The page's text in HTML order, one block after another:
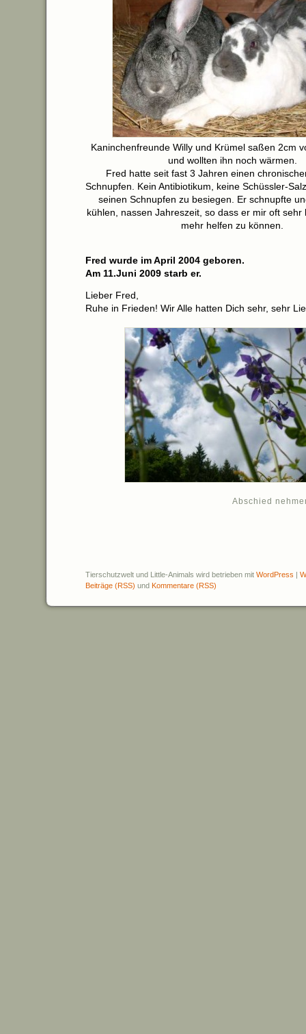
Kaninchenfreunde Willy und Krümel saßen 2cm
und wollten ihn noch wärmen.
Fred hatte seit fast 3 Jahren einen
Schnupfen. Kein Antibiotikum, keine Schüssler-
seinen Schnupfen zu besiegen. Er schnupfte
kühlen, nassen Jahreszeit, so dass er mir oft sehr
mehr helfen zu können.
Fred wurde im April 2004 geboren.
Am 11.Juni 2009 starb er.
Lieber Fred,
Ruhe in Frieden! Wir Alle hatten Dich sehr, sehr
Abschied
Tierschutzwelt und Little-Animals wird betrieben mit WordPress |
Beiträge (RSS) und Kommentare (RSS)